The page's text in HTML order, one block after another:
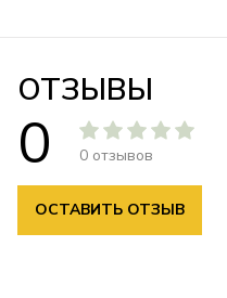
ОТЗЫВЫ
0 0 отзывов
ОСТАВИТЬ ОТЗЫВ